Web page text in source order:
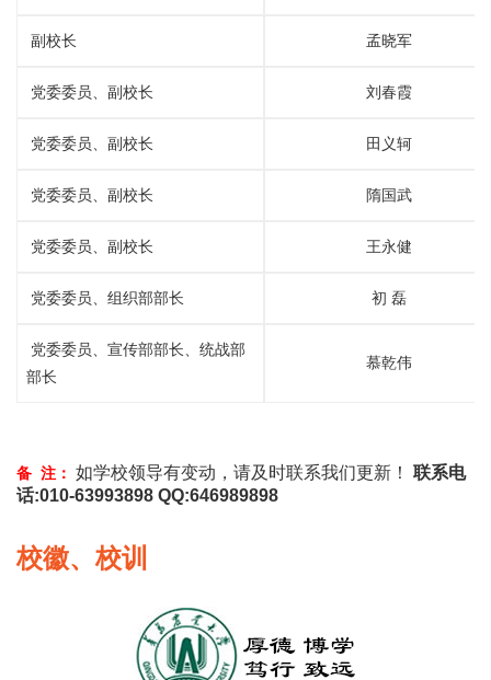
副校长 孟晓军
党委委员、副校长 刘春霞
党委委员、副校长 田义轲
党委委员、副校长 隋国武
党委委员、副校长 王永健
党委委员、组织部部长 初 磊
党委委员、宣传部部长、统战部
部长
慕乾伟
备 注： 如学校领导有变动，请及时联系我们更新！
联系电
话:010-63993898 QQ:646989898
校徽、校训